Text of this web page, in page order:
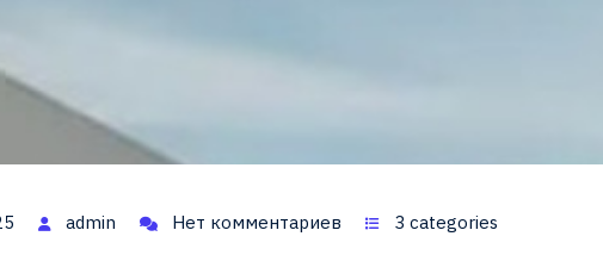
admin Нет комментариев 3 categories